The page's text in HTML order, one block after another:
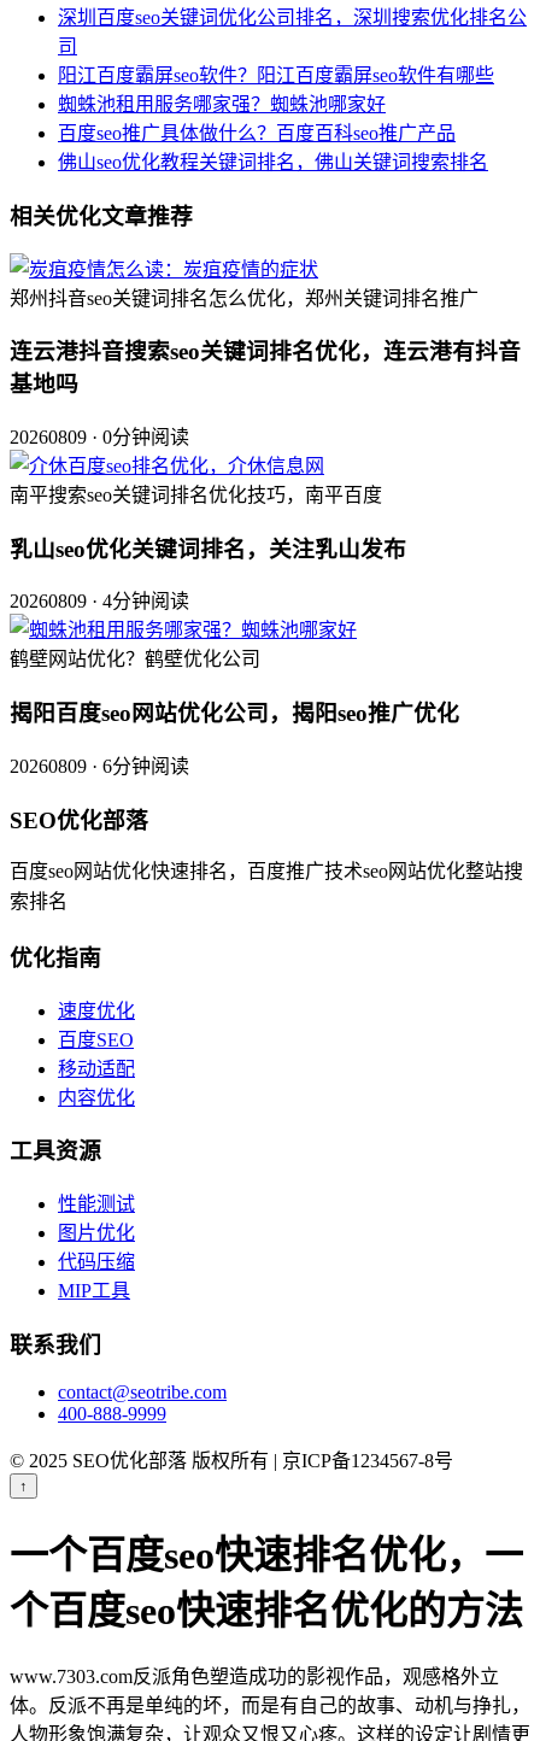
深圳百度seo关键词优化公司排名，深圳搜索优化排名公
司
阳江百度霸屏seo软件？阳江百度霸屏seo软件有哪些
蜘蛛池租用服务哪家强？蜘蛛池哪家好
百度seo推广具体做什么？百度百科seo推广产品
佛山seo优化教程关键词排名，佛山关键词搜索排名
相关优化文章推荐
郑州抖音seo关键词排名怎么优化，郑州关键词排名推广
连云港抖音搜索seo关键词排名优化，连云港有抖音
基地吗
20260809 · 0分钟阅读
南平搜索seo关键词排名优化技巧，南平百度
乳山seo优化关键词排名，关注乳山发布
20260809 · 4分钟阅读
鹤壁网站优化？鹤壁优化公司
揭阳百度seo网站优化公司，揭阳seo推广优化
20260809 · 6分钟阅读
SEO优化部落
百度seo网站优化快速排名，百度推广技术seo网站优化整站搜
索排名
优化指南
速度优化
百度SEO
移动适配
内容优化
工具资源
性能测试
图片优化
代码压缩
MIP工具
联系我们
contact@seotribe.com
400-888-9999
© 2025 SEO优化部落 版权所有 | 京ICP备1234567-8号
↑
一个百度seo快速排名优化，一
个百度seo快速排名优化的方法
www.7303.com反派角色塑造成功的影视作品，观感格外立
体。反派不再是单纯的坏，而是有自己的故事、动机与挣扎，
人物形象饱满复杂，让观众又恨又心疼。这样的设定让剧情更